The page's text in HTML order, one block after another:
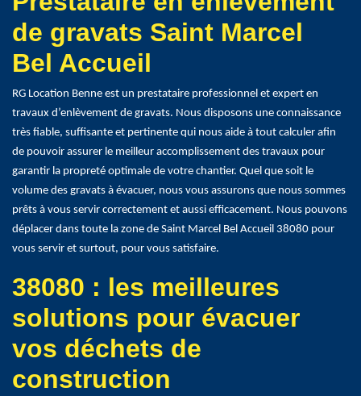
de gravats Saint Marcel
Bel Accueil
RG Location Benne est un prestataire professionnel et expert en
travaux d’enlèvement de gravats. Nous disposons une connaissance
très fiable, suffisante et pertinente qui nous aide à tout calculer afin
de pouvoir assurer le meilleur accomplissement des travaux pour
garantir la propreté optimale de votre chantier. Quel que soit le
volume des gravats à évacuer, nous vous assurons que nous sommes
prêts à vous servir correctement et aussi efficacement. Nous pouvons
déplacer dans toute la zone de Saint Marcel Bel Accueil 38080 pour
vous servir et surtout, pour vous satisfaire.
38080 : les meilleures
solutions pour évacuer
vos déchets de
construction